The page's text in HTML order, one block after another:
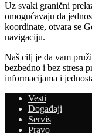
Uz svaki granični
omogućavaju da
koordinate, otvara se
navigaciju.
Naš cilj je da vam
bezbedno i bez stresa
informacijama i
Vesti
Događaji
Servis
Pravo